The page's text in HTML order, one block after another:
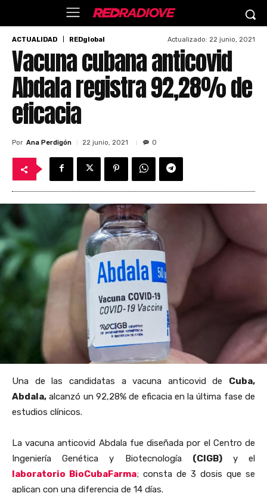
ACTUALIDAD REDglobal Actualizado: 22 junio, 2021
Vacuna cubana anticovid
Abdala registra 92,28% de
eficacia
Por Ana Perdigón 22 junio, 2021 0
Una de las candidatas a vacuna anticovid de Cuba,
Abdala, alcanzó un 92,28% de eficacia en la última fase de
estudios clínicos.
La vacuna anticovid Abdala fue diseñada por el Centro de
Ingeniería Genética y Biotecnología (CIGB)y el
laboratorio BioCubaFarma; consta de 3 dosis que se
aplican con una diferencia de 14 días.